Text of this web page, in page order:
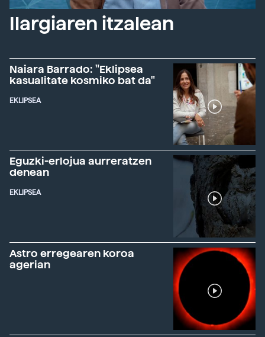
Ilargiaren itzalean
Naiara Barrado: "Eklipsea
kasualitate kosmiko bat da"
EKLIPSEA
Eguzki-erlojua aurreratzen
denean
EKLIPSEA
Astro erregearen koroa
agerian